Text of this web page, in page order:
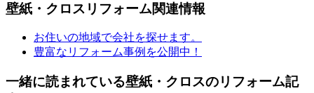
壁紙・クロス リフォーム関連情報
お住いの地域で会社を探せます。
豊富なリフォーム事例を公開中！
一緒に読まれている壁紙・クロスのリフォーム記